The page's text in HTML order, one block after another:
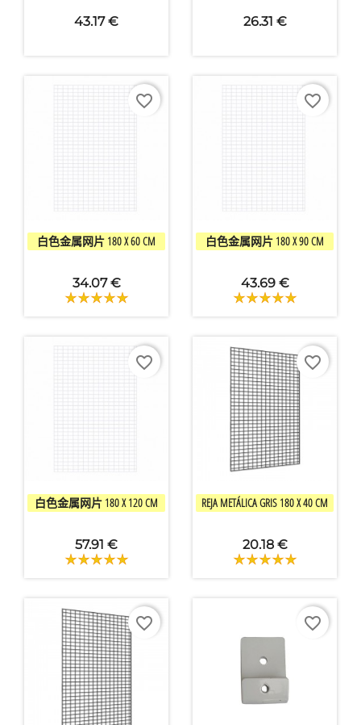
43.17 € 26.31 €
快速查看
白色金属网片 180 X 60 CM
34.07 €
favorite_border
快速查看
白色金属网片 180 X 90 CM
43.69 €
favorite_border
快速查看
白色金属网片 180 X 120 CM
57.91 €
favorite_border
快速查看
REJA METÁLICA GRIS 180 X 40 CM
20.18 €
favorite_border
favorite_border favorite_border
创建心愿单 ×
愿望清单名称